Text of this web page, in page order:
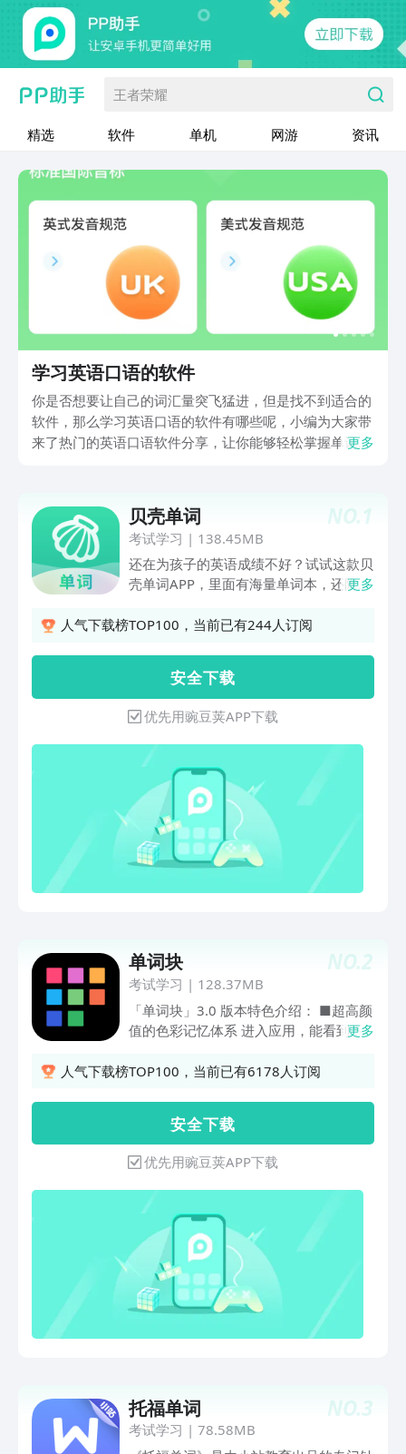
王者荣耀
精选 软件 单机 网游 资讯
学习英语口语的软件
你是否想要让自己的词汇量突飞猛进，但是找不到适合的
软件，那么学习英语口语的软件有哪些呢，小编为大家带
来了热门的英语口语软件分享，让你能够轻松掌握单词记
变得更加出色！
更多
NO.1
贝壳单词
考试学习 | 138.45MB
还在为孩子的英语成绩不好？试试这款贝
壳单词APP，里面有海量单词本，还附带
下。同时还有听力试题，培养语感更是一
更多
人气下载榜TOP100，当前已有244人订阅
安 全 下 载
优先用豌豆荚APP下载
NO.2
单词块
考试学习 | 128.37MB
「单词块」3.0 版本特色介绍： ■超高颜
值的色彩记忆体系 进入应用，能看到不
色彩记忆系统。颜色代表你对单词的熟悉
你直观了解单词掌握情况。而且颜色经精
心挑选，漂亮搭配可增加学习趣味、减少
枯燥感。 ■AI算法赋能遗忘曲线复习 普
通背单词应用的艾宾浩斯记忆曲线固定僵
硬，仅按预设时间提醒复习。“单词块” 则
为每个单词设独立记忆曲线，以大量用户
学习情况为样本训练 “单词 — 遗忘曲线”
映射，推导 “词根 — 遗忘曲线”，并不断
修正，科学反馈学者的学习水平与勤奋
度。 ■宇宙最强词库 本应用单词数据库
按考试大纲和语料库词频收录数十万单词
及释义，整合免费与开源资料，用
3000 核心词标注，凸显单词重要性。 ■
背单词一定要大声说出来 还在心里默念
单词？试试我们的语音说释义功能，把单
更多
人气下载榜TOP100，当前已有6178人订阅
安 全 下 载
优先用豌豆荚APP下载
NO.3
托福单词
考试学习 | 78.58MB